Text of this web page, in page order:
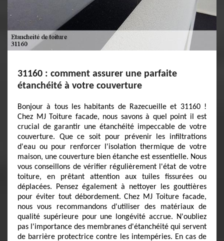
31160 : comment assurer une parfaite
étanchéité à votre couverture
Bonjour à tous les habitants de Razecueille et 31160 !
Chez MJ Toiture facade, nous savons à quel point il est
crucial de garantir une étanchéité impeccable de votre
couverture. Que ce soit pour prévenir les infiltrations
d'eau ou pour renforcer l'isolation thermique de votre
maison, une couverture bien étanche est essentielle. Nous
vous conseillons de vérifier régulièrement l'état de votre
toiture, en prêtant attention aux tuiles fissurées ou
déplacées. Pensez également à nettoyer les gouttières
pour éviter tout débordement. Chez MJ Toiture facade,
nous vous recommandons d'utiliser des matériaux de
qualité supérieure pour une longévité accrue. N'oubliez
pas l'importance des membranes d'étanchéité qui servent
de barrière protectrice contre les intempéries. En cas de